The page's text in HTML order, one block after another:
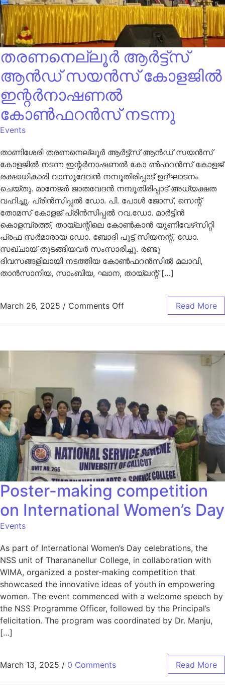
തരണനെല്ലൂർ ആർട്ട്സ്
ആൻഡ് സയൻസ് കോളജിൽ
ഇന്റർനാഷണൽ
കോൺഫറൻസ് നടന്നു
Events
താണിശേരി തരണനെല്ലൂർ ആർട്ട്സ് ആൻഡ് സയൻസ്
കോളജിൽ നടന്ന ഇന്റർനാഷണൽ കോ ൺഫറൻസ് കോളജ്
രക്ഷാധികാരി വാസുദേവൻ നമ്പൂതിരിപ്പാട് ഉദ്ഘാടനം
ചെയ്തു. മാനേജർ ജാതവേദൻ നമ്പൂതിരിപ്പാട് അധ്യക്ഷത
വഹിച്ചു. പ്രിൻസിപ്പൽ ഡോ. പി. പോൾ ജോസ്, സെന്റ്
തോമസ് കോളജ് പ്രിൻസിപ്പൽ റവ.ഡോ. മാർട്ടിൻ
കൊളമ്പ്രത്ത്, തായ്ല‌ന്റിലെ കോൺകാൻ യൂണിവേഴ്‌സിറ്റി
പ്രഫ സർമാരായ ഡോ. ബോദി പുട്ട് സിയനന്റ്, ഡോ.
സഖ്ചായ് തുടങ്ങിയവർ സംസാരിച്ചു. രണ്ടു
ദിവസങ്ങളിലായി നടത്തിയ കോൺഫറൻസിൽ മലാവി,
താൻസാനിയ, സാംബിയ, ഘാന, തായ്ലന്റ് […]
March 26, 2025 / Comments Off Read More
Poster-making competition
on International Women’s Day
Events
As part of International Women’s Day celebrations, the
NSS unit of Tharananellur College, in collaboration with
WIMA, organized a poster-making competition that
showcased the innovative ideas of youth in empowering
women. The event commenced with a welcome speech by
the NSS Programme Officer, followed by the Principal’s
felicitation. The program was coordinated by Dr. Manju,
[…]
March 13, 2025 / 0 Comments Read More